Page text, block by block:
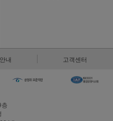
내 고객센터